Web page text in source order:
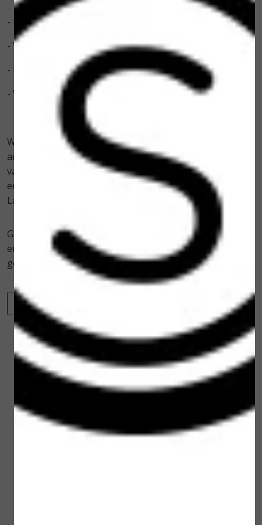
- Egaliseert de teint
- Verfijnt grove poriën
- Reguleert talgproductie
- Verbetert de huidtextuur.
WERKING: Dr. Spiller Royal Jelly Cream bevat onder
andere koninginnengelei. Deze gelei helpt de vorming
van collageen te ondersteunen en heeft tegelijkertijd
een antioxiderende en antimicrobiële werking.
Lanoline voedt en maakt de huid zacht en soepel.
GEBRUIK: Gebruik de verzorgende crème 's ochtends
en s'avonds na het reinigen. Breng het aan op het
gezicht, de hals en het decolleté.
- Toevoegen aan winkelwagen
Winkelwagen Verder winkelen
Gerelateerde
producten